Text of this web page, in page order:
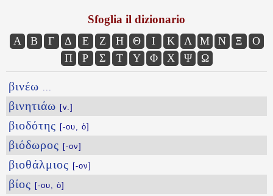
Sfoglia il dizionario
Α Β Γ Δ Ε Ζ Η Θ Ι Κ Λ Μ Ν Ξ
Ο
Π
Ρ Σ Τ Υ Φ Χ Ψ Ω
βινέω ...
βινητιάω [v.]
βιοδότης [-ου, ὁ]
βιόδωρος [-ον]
βιοθάλμιος [-ον]
βίος [-ου, ὁ]